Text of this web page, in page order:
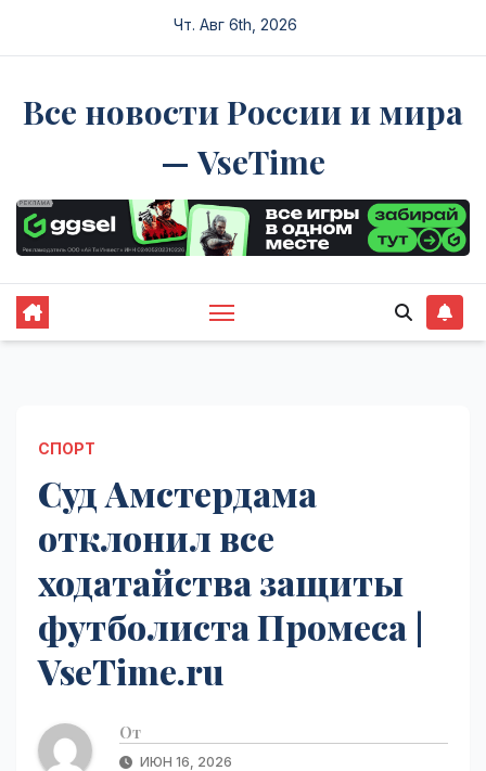
Чт. Авг 6th, 2026
Все новости России и мира
— VseTime
СПОРТ
Суд Амстердама
отклонил все
ходатайства защиты
футболиста Промеса |
VseTime.ru
От
ИЮН 16, 2026